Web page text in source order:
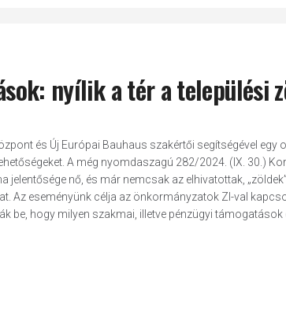
nyílik a tér a települési
és Új Európai Bauhaus szakértői segítségével egy
A még nyomdaszagú 282/2024. (IX. 30.)
jelentősége nő, és már nemcsak az elhivatottak,
Az eseményünk célja az önkormányzatok ZI-val
hogy milyen szakmai, illetve pénzügyi támogatások